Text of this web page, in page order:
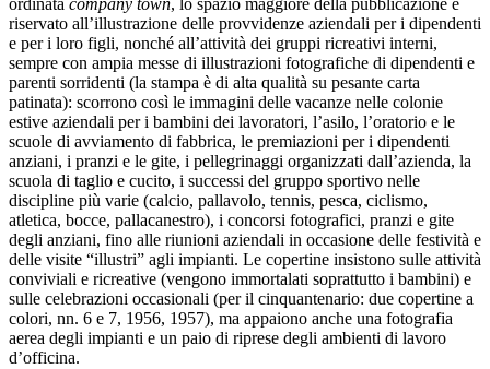
ordinata company town, lo spazio maggiore della pubblicazione è
riservato all’illustrazione delle provvidenze aziendali per i dipendenti
e per i loro figli, nonché all’attività dei gruppi ricreativi interni,
sempre con ampia messe di illustrazioni fotografiche di dipendenti e
parenti sorridenti (la stampa è di alta qualità su pesante carta
patinata): scorrono così le immagini delle vacanze nelle colonie
estive aziendali per i bambini dei lavoratori, l’asilo, l’oratorio e le
scuole di avviamento di fabbrica, le premiazioni per i dipendenti
anziani, i pranzi e le gite, i pellegrinaggi organizzati dall’azienda, la
scuola di taglio e cucito, i successi del gruppo sportivo nelle
discipline più varie (calcio, pallavolo, tennis, pesca, ciclismo,
atletica, bocce, pallacanestro), i concorsi fotografici, pranzi e gite
degli anziani, fino alle riunioni aziendali in occasione delle festività e
delle visite “illustri” agli impianti. Le copertine insistono sulle attività
conviviali e ricreative (vengono immortalati soprattutto i bambini) e
sulle celebrazioni occasionali (per il cinquantenario: due copertine a
colori, nn. 6 e 7, 1956, 1957), ma appaiono anche una fotografia
aerea degli impianti e un paio di riprese degli ambienti di lavoro
d’officina.